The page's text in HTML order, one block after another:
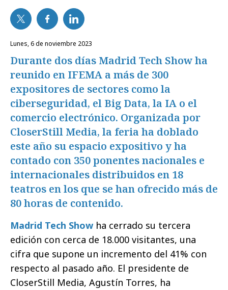
lunes, 6 de noviembre 2023
Durante dos días Madrid Tech Show ha
reunido en IFEMA a más de 300
expositores de sectores como la
ciberseguridad, el Big Data, la IA o el
comercio electrónico. Organizada por
CloserStill Media, la feria ha doblado
este año su espacio expositivo y ha
contado con 350 ponentes nacionales e
internacionales distribuidos en 18
teatros en los que se han ofrecido más de
80 horas de contenido.
Madrid Tech Show ha cerrado su tercera
edición con cerca de 18.000 visitantes, una
cifra que supone un incremento del 41% con
respecto al pasado año. El presidente de
CloserStill Media, Agustín Torres, ha